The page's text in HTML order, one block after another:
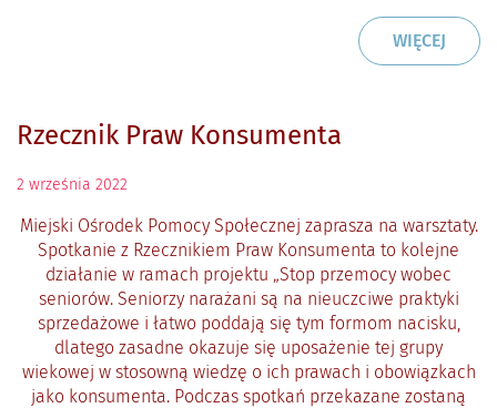
CZYTAJ
WIĘCEJ O:
Rzecznik Praw Konsumenta
2 września 2022
Miejski Ośrodek Pomocy Społecznej zaprasza na warsztaty.
Spotkanie z Rzecznikiem Praw Konsumenta to kolejne
działanie w ramach projektu „Stop przemocy wobec
seniorów. Seniorzy narażani są na nieuczciwe praktyki
sprzedażowe i łatwo poddają się tym formom nacisku,
dlatego zasadne okazuje się uposażenie tej grupy
wiekowej w stosowną wiedzę o ich prawach i obowiązkach
jako konsumenta. Podczas spotkań przekazane zostaną